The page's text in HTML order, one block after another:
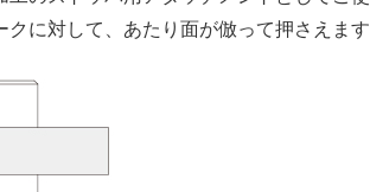
クに対して、あたり面が倣って押さえま